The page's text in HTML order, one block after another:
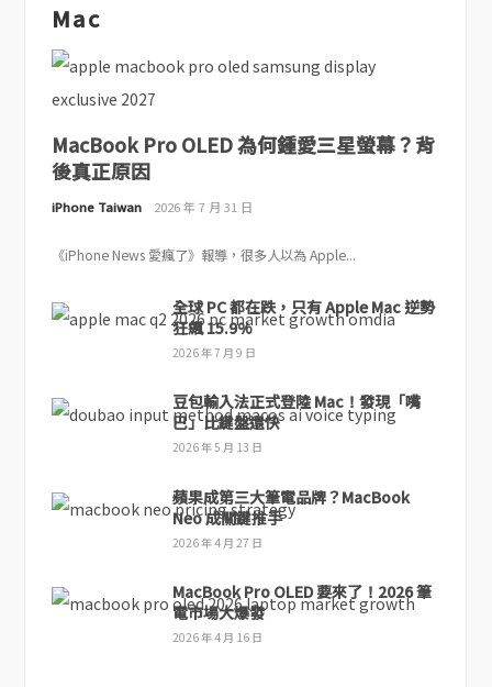
Mac
MacBook Pro OLED 為何鍾愛三星螢幕？背
後真正原因
iPhone Taiwan 2026 年 7 月 31 日
《iPhone News 愛瘋了》報導，很多人以為 Apple...
全球 PC 都在跌，只有 Apple Mac 逆勢
狂飆 15.9%
2026 年 7 月 9 日
豆包輸入法正式登陸 Mac！發現「嘴
巴」比鍵盤還快
2026 年 5 月 13 日
蘋果成第三大筆電品牌？MacBook
Neo 成關鍵推手
2026 年 4 月 27 日
MacBook Pro OLED 要來了！2026 筆
電市場大爆發
2026 年 4 月 16 日